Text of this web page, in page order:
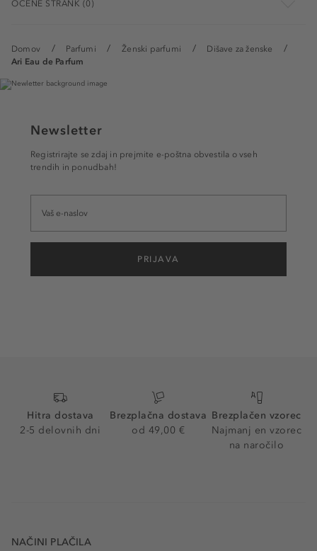
Domov Parfumi Ženski parfumi
Dišave za ženske
Ari Eau de Parfum
OCENE STRANK (0)
Newsletter
Registrirajte se zdaj in prejmite e-poštna obvestila o vseh
trendih in ponudbah!
PRIJAVA
Hitra dostava
2-5 delovnih dni
Brezplačna dostava
od 49,00 €
Brezplačen vzorec
Najmanj en vzorec
na naročilo
NAČINI PLAČILA